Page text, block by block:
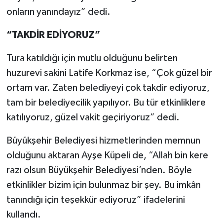
onların yanındayız” dedi.
“TAKDİR EDİYORUZ”
Tura katıldığı için mutlu olduğunu belirten
huzurevi sakini Latife Korkmaz ise, “Çok güzel bir
ortam var. Zaten belediyeyi çok takdir ediyoruz,
tam bir belediyecilik yapılıyor. Bu tür etkinliklere
katılıyoruz, güzel vakit geçiriyoruz” dedi.
Büyükşehir Belediyesi hizmetlerinden memnun
olduğunu aktaran Ayşe Küpeli de, “Allah bin kere
razı olsun Büyükşehir Belediyesi’nden. Böyle
etkinlikler bizim için bulunmaz bir şey. Bu imkân
tanındığı için teşekkür ediyoruz” ifadelerini
kullandı.